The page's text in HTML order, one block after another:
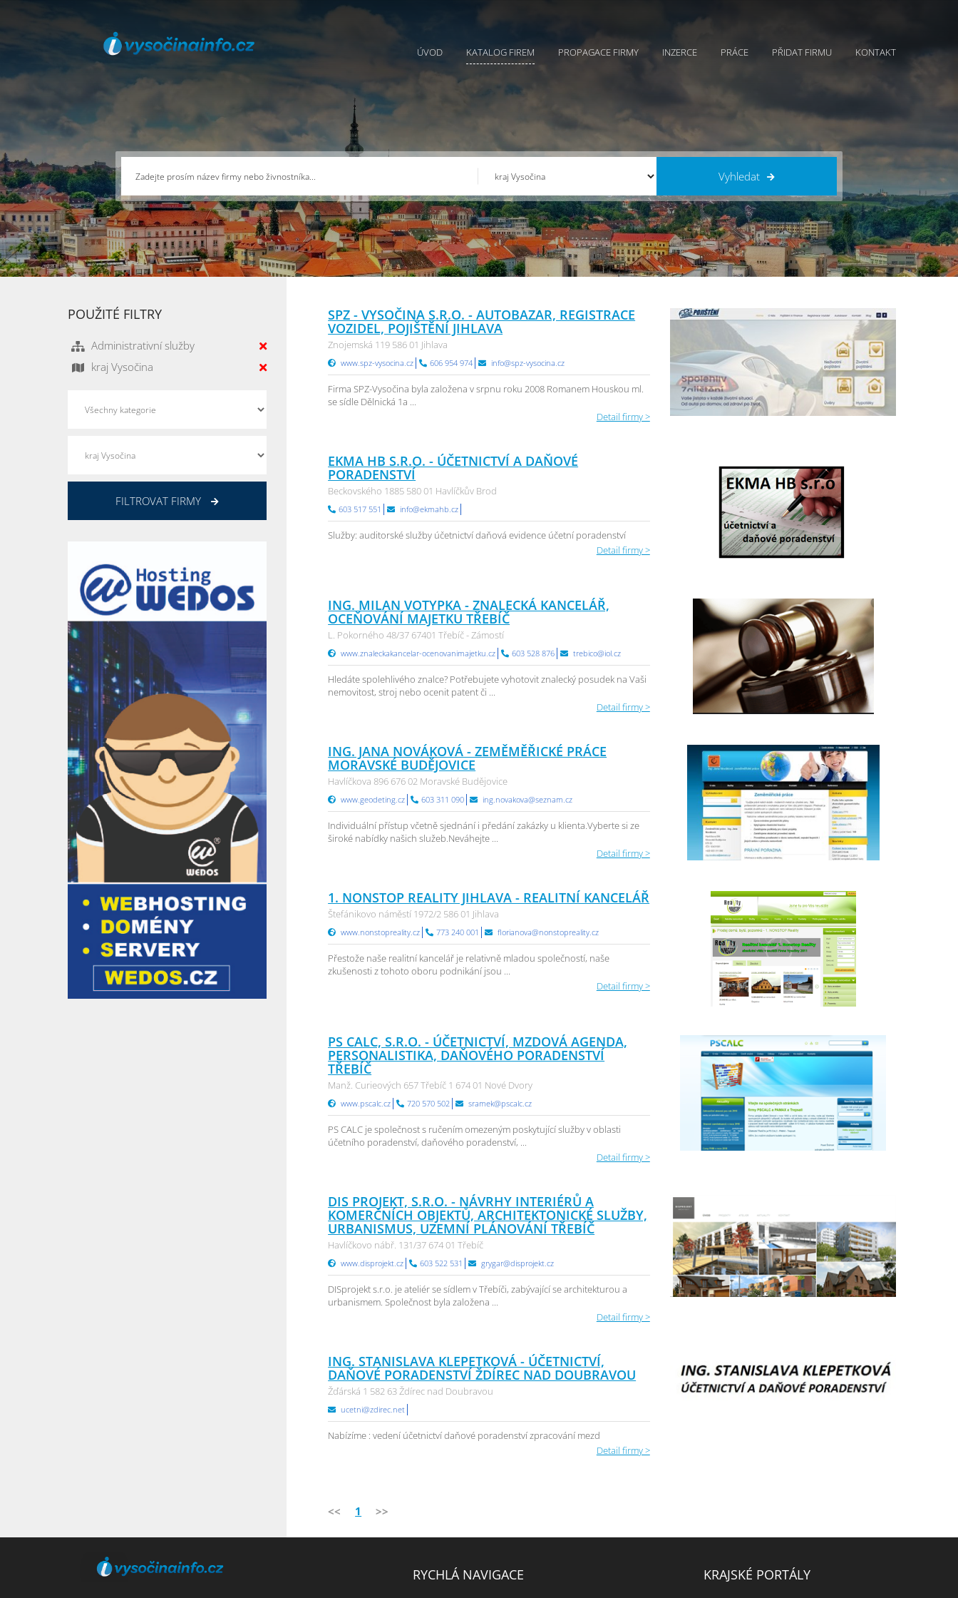
ÚVOD KATALOG FIREM PROPAGACE FIRMY INZERCE PRÁCE PŘIDAT FIRMU KONTAKT
Vyhledat
SPZ - VYSOČINA S.R.O. - AUTOBAZAR, REGISTRACE
VOZIDEL, POJIŠTĚNÍ JIHLAVA
Znojemská 119 586 01 Jihlava
www.spz-vysocina.cz 606 954 974 info@spz-vysocina.cz
Firma SPZ-Vysočina byla založena v srpnu roku 2008 Romanem Houskou ml.
se sídle Dělnická 1a ...
Detail firmy >
EKMA HB S.R.O. - ÚČETNICTVÍ A DAŇOVÉ
PORADENSTVÍ
Beckovského 1885 580 01 Havlíčkův Brod
603 517 551 info@ekmahb.cz
Služby: auditorské služby účetnictví daňová evidence účetní poradenství
Detail firmy >
ING. MILAN VOTYPKA - ZNALECKÁ KANCELÁŘ,
OCEŇOVÁNÍ MAJETKU TŘEBÍČ
L. Pokorného 48/37 67401 Třebíč - Zámostí
www.znaleckakancelar-ocenovanimajetku.cz 603 528 876 trebico@iol.cz
Hledáte spolehlivého znalce? Potřebujete vyhotovit znalecký posudek na Vaši
nemovitost, stroj nebo ocenit patent či ...
Detail firmy >
ING. JANA NOVÁKOVÁ - ZEMĚMĚŘICKÉ PRÁCE
MORAVSKÉ BUDĚJOVICE
Havlíčkova 896 676 02 Moravské Budějovice
www.geodeting.cz 603 311 090 ing.novakova@seznam.cz
Individuální přístup včetně sjednání i předání zakázky u klienta.Vyberte si ze
široké nabídky našich služeb.Neváhejte ...
Detail firmy >
1. NONSTOP REALITY JIHLAVA - REALITNÍ KANCELÁŘ
Štefánikovo náměstí 1972/2 586 01 Jihlava
www.nonstopreality.cz 773 240 001 florianova@nonstopreality.cz
Přestože naše realitní kancelář je relativně mladou společností, naše
zkušenosti z tohoto oboru podnikání jsou ...
Detail firmy >
PS CALC, S.R.O. - ÚČETNICTVÍ, MZDOVÁ AGENDA,
PERSONALISTIKA, DAŇOVÉHO PORADENSTVÍ
TŘEBÍČ
Manž. Curieových 657 Třebíč 1 674 01 Nové Dvory
www.pscalc.cz 720 570 502 sramek@pscalc.cz
PS CALC je společnost s ručením omezeným poskytující služby v oblasti
účetního poradenství, daňového poradenství, ...
Detail firmy >
DIS PROJEKT, S.R.O. - NÁVRHY INTERIÉRŮ A
KOMERČNÍCH OBJEKTŮ, ARCHITEKTONICKÉ SLUŽBY,
URBANISMUS, UZEMNÍ PLÁNOVÁNÍ TŘEBÍČ
Havlíčkovo nábř. 131/37 674 01 Třebíč
www.disprojekt.cz 603 522 531 grygar@disprojekt.cz
DISprojekt s.r.o. je ateliér se sídlem v Třebíči, zabývající se architekturou a
urbanismem. Společnost byla založena ...
Detail firmy >
ING. STANISLAVA KLEPETKOVÁ - ÚČETNICTVÍ,
DAŇOVÉ PORADENSTVÍ ŽDÍREC NAD DOUBRAVOU
Žďárská 1 582 63 Ždírec nad Doubravou
ucetni@zdirec.net
Nabízíme : vedení účetnictví daňové poradenství zpracování mezd
Detail firmy >
<< 1 >>
POUŽITÉ FILTRY
Administrativní služby
kraj Vysočina
FILTROVAT FIRMY
RYCHLÁ NAVIGACE KRAJSKÉ PORTÁLY